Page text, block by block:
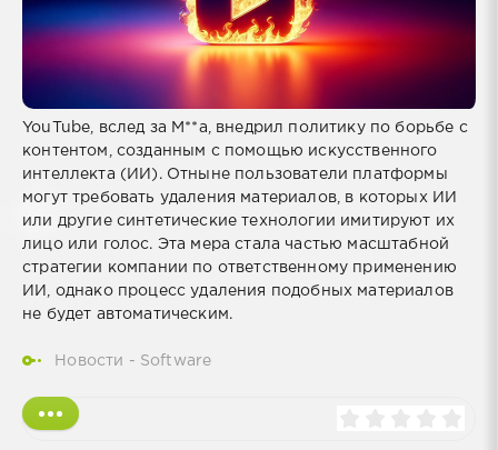
YouTube, вслед за M**a, внедрил политику по борьбе с
контентом, созданным с помощью искусственного
интеллекта (ИИ). Отныне пользователи платформы
могут требовать удаления материалов, в которых ИИ
или другие синтетические технологии имитируют их
лицо или голос. Эта мера стала частью масштабной
стратегии компании по ответственному применению
ИИ, однако процесс удаления подобных материалов
не будет автоматическим.
Новости - Software